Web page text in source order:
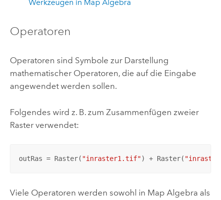
Werkzeugen in Map Algebra
Operatoren
Operatoren sind Symbole zur Darstellung
mathematischer Operatoren, die auf die Eingabe
angewendet werden sollen.
Folgendes wird z. B. zum Zusammenfügen zweier
Raster verwendet:
outRas = Raster( "inraster1.tif") + Raster(
Viele Operatoren werden sowohl in Map Algebra als